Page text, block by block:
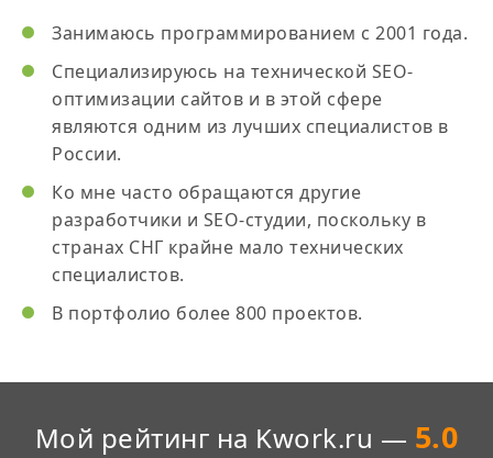
dialog —
figure —
td —
Подготовительные работы
Занимаюсь программированием с 2001 года.
Специализируюсь на технической SEO-
оптимизации сайтов и в этой сфере
являются одним из лучших специалистов в
России.
Ко мне часто обращаются другие
разработчики и SEO-студии, поскольку в
странах СНГ крайне мало технических
специалистов.
В портфолио более 800 проектов.
Мой рейтинг на Kwork.ru — 5.0